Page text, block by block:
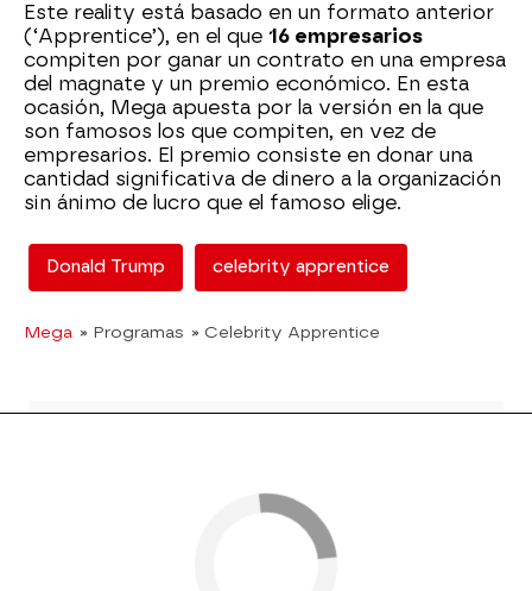
Este reality está basado en un formato anterior
(‘Apprentice’), en el que 16 empresarios
compiten por ganar un contrato en una empresa
del magnate y un premio económico. En esta
ocasión, Mega apuesta por la versión en la que
son famosos los que compiten, en vez de
empresarios. El premio consiste en donar una
cantidad significativa de dinero a la organización
sin ánimo de lucro que el famoso elige.
Donald Trump celebrity apprentice
Mega » Programas » Celebrity Apprentice